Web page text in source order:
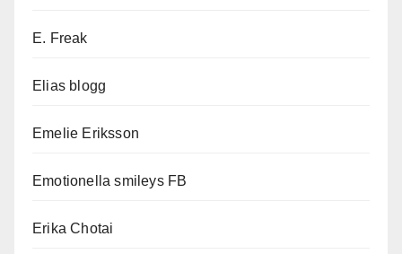
E. Freak
Elias blogg
Emelie Eriksson
Emotionella smileys FB
Erika Chotai